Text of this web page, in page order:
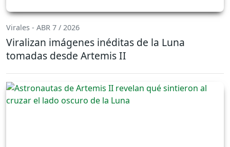
Virales - ABR 7 / 2026
Viralizan imágenes inéditas de la Luna
tomadas desde Artemis II